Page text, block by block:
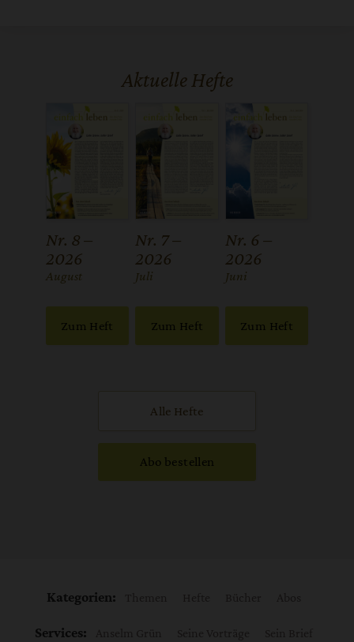
Aktuelle Hefte
Nr. 8 –
2026
:
August
Zum Heft
Nr. 7 –
2026
:
Juli
Zum Heft
Nr. 6 –
2026
:
Juni
Zum Heft
Alle Hefte
Abo bestellen
Kategorien:
Services: